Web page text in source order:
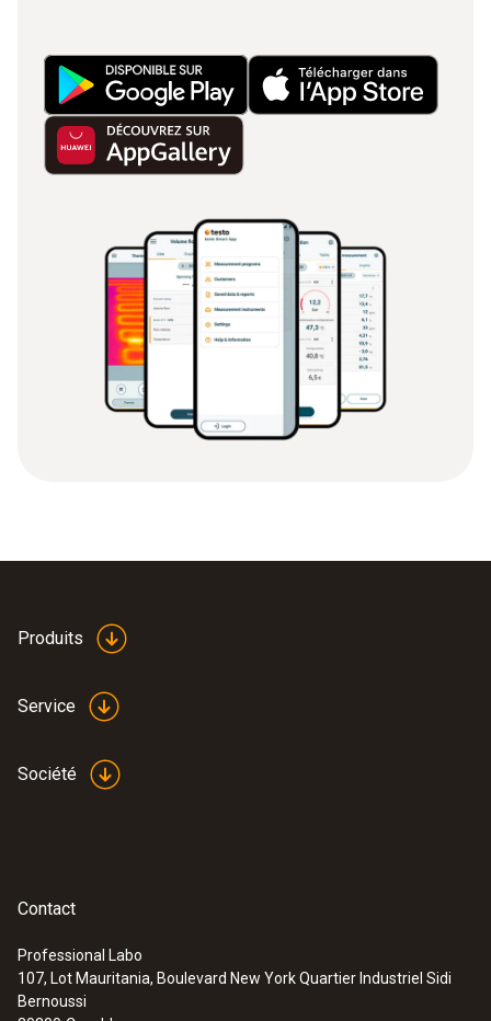
Produits
Service
Société
Contact
Professional Labo
107, Lot Mauritania, Boulevard New York Quartier Industriel Sidi
Bernoussi